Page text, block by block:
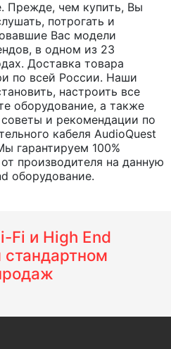
Прежде, чем купить, Вы
потрогать и
Вас модели
в одном из 23
Доставка товара
по всей России. Наши
настроить все
оборудование, а также
и рекомендации по
кабеля AudioQuest
гарантируем 100%
производителя на данную
оборудование.
Fi и High End